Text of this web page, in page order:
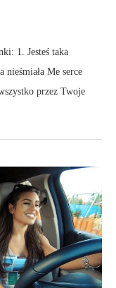
1. Jesteś taka
nieśmiała Me serce
przez Twoje